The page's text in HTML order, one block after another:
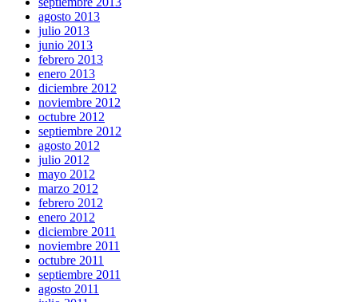
agosto 2013
julio 2013
junio 2013
febrero 2013
enero 2013
diciembre 2012
noviembre 2012
octubre 2012
septiembre 2012
agosto 2012
julio 2012
mayo 2012
marzo 2012
febrero 2012
enero 2012
diciembre 2011
noviembre 2011
octubre 2011
septiembre 2011
agosto 2011